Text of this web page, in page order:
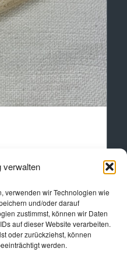
verwalten
verwenden wir Technologien wie
und/oder darauf
zustimmst, können wir Daten
auf dieser Website verarbeiten.
oder zurückziehst, können
werden.
wählen